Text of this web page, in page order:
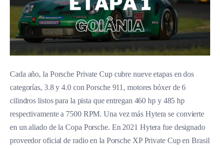
Cada año, la Porsche Private Cup cubre nueve etapas en dos
categorías, 3.8 y 4.0 con Porsche 911, motores bóxer de 6
cilindros listos para la pista que entregan 460 hp y 485 hp
respectivamente a 7500 RPM. Una vez más Hytera se convierte
en un aliado de la Copa Porsche. En 2021 Hytera fue designado
proveedor oficial de radio en la Porsche XP Private Cup en Brasil